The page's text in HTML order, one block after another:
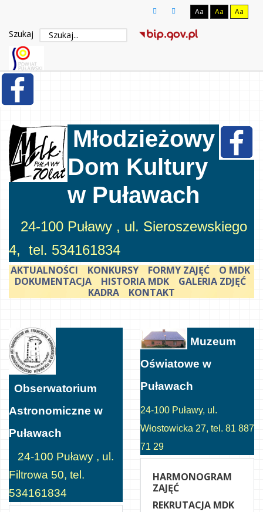
Aa Aa Aa
Szukaj
Młodzieżowy
Dom Kultury
w Puławach
24-100 Puławy , ul. Sieroszewskiego
4, tel. 534161834
AKTUALNOŚCI KONKURSY FORMY ZAJĘĆ
O MDK
DOKUMENTACJA
HISTORIA MDK
GALERIA ZDJĘĆ
KADRA
KONTAKT
Obserwatorium
Astronomiczne w
Puławach
24-100 Puławy , ul.
Filtrowa 50, tel.
534161834
Muzeum
Oświatowe w
Puławach
24-100 Puławy, ul.
Włostowicka 27, tel. 81 887
71 29
HARMONOGRAM
ZAJĘĆ
REKRUTACJA MDK